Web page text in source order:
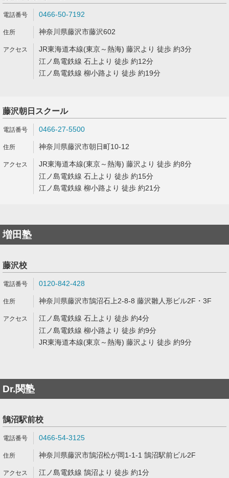
0466-50-7192
神奈川県藤沢市藤沢602
JR東海道本線(東京～熱海) 藤沢より 徒歩 約3分
江ノ島電鉄線 石上より 徒歩 約12分
江ノ島電鉄線 柳小路より 徒歩 約19分
藤沢朝日スクール
0466-27-5500
神奈川県藤沢市朝日町10-12
JR東海道本線(東京～熱海) 藤沢より 徒歩 約8分
江ノ島電鉄線 石上より 徒歩 約15分
江ノ島電鉄線 柳小路より 徒歩 約21分
増田塾
藤沢校
0120-842-428
神奈川県藤沢市鵠沼石上2-8-8 藤沢雛人形ビル2F・3F
江ノ島電鉄線 石上より 徒歩 約4分
江ノ島電鉄線 柳小路より 徒歩 約9分
JR東海道本線(東京～熱海) 藤沢より 徒歩 約9分
Dr.関塾
鵠沼駅前校
0466-54-3125
神奈川県藤沢市鵠沼松が岡1-1-1 鵠沼駅前ビル2F
江ノ島電鉄線 鵠沼より 徒歩 約1分